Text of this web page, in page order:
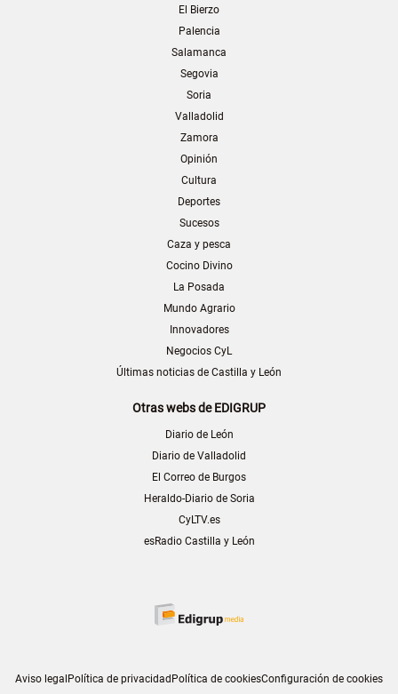
El Bierzo
Palencia
Salamanca
Segovia
Soria
Valladolid
Zamora
Opinión
Cultura
Deportes
Sucesos
Caza y pesca
Cocino Divino
La Posada
Mundo Agrario
Innovadores
Negocios CyL
Últimas noticias de Castilla y León
Otras webs de EDIGRUP
Diario de León
Diario de Valladolid
El Correo de Burgos
Heraldo-Diario de Soria
CyLTV.es
esRadio Castilla y León
Aviso legalPolítica de privacidadPolítica de cookiesConfiguración de cookies